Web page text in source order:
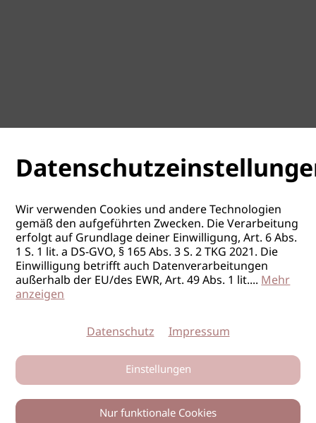
Wir verwenden Cookies und andere Technologien
gemäß den aufgeführten Zwecken. Die Verarbeitung
erfolgt auf Grundlage deiner Einwilligung, Art. 6 Abs.
1 S. 1 lit. a DS-GVO, § 165 Abs. 3 S. 2 TKG 2021. Die
Einwilligung betrifft auch Datenverarbeitungen
außerhalb der EU/des EWR, Art. 49 Abs. 1 lit....Mehr
anzeigen
Datenschutz Impressum
Einstellungen
Nur funktionale Cookies